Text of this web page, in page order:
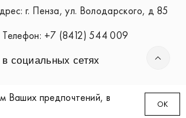
Ваших предпочтений, в
ОK
г. Пенза, ул. Володарского, д 85
Телефон: +7 (8412) 544 009
социальных сетях